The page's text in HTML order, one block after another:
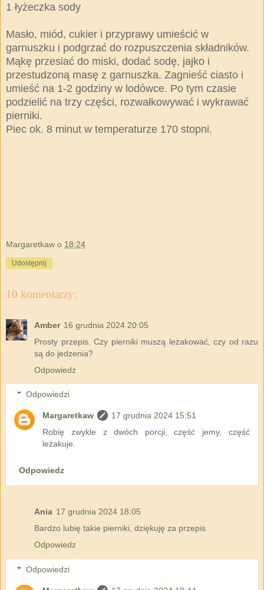
1 łyżeczka sody
Masło, miód, cukier i przyprawy umieścić w
garnuszku i podgrzać do rozpuszczenia składników.
Mąkę przesiać do miski, dodać sodę, jajko i
przestudzoną masę z garnuszka. Zagnieść ciasto i
umieść na 1-2 godziny w lodówce. Po tym czasie
podzielić na trzy części, rozwałkowywać i wykrawać
pierniki.
Piec ok. 8 minut w temperaturze 170 stopni.
Margaretkaw o 18:24
Udostępnij
10 komentarzy:
Amber 16 grudnia 2024 20:05
Prosty przepis. Czy pierniki muszą leżakować, czy od razu
są do jedzenia?
Odpowiedz
Odpowiedzi
Margaretkaw
17 grudnia 2024 15:51
Robię zwykle z dwóch porcji, część jemy, część
leżakuje.
Odpowiedz
Ania 17 grudnia 2024 18:05
Bardzo lubię takie pierniki, dziękuję za przepis
Odpowiedz
Odpowiedzi